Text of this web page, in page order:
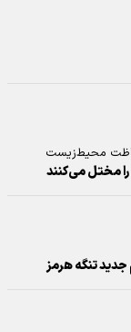
محیط‌زیست
تنگه هرمز